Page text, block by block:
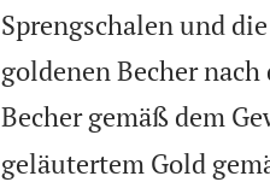
Sprengschalen und
goldenen Becher
Becher gemäß dem
geläutertem Gold